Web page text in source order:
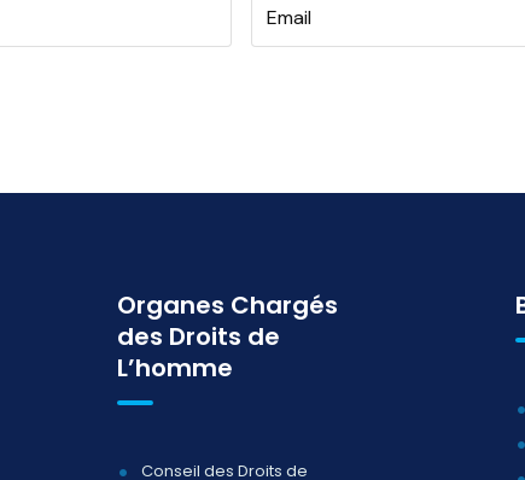
Organes Chargés
des Droits de
L’homme
Conseil des Droits de